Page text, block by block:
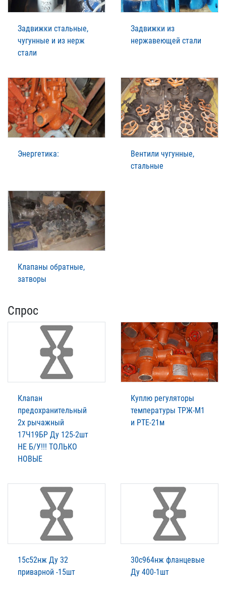
Задвижки стальные,
чугунные и из нерж
стали
Задвижки из
нержавеющей стали
Энергетика:
Вентили чугунные,
стальные
Клапаны обратные,
затворы
Спрос
Клапан
предохранительный
2х рычажный
17Ч19БР Ду 125-2шт
НЕ Б/У!!! ТОЛЬКО
НОВЫЕ
Куплю регуляторы
температуры ТРЖ-М1
и РТЕ-21м
15с52нж Ду 32
приварной -15шт
30с964нж фланцевые
Ду 400-1шт